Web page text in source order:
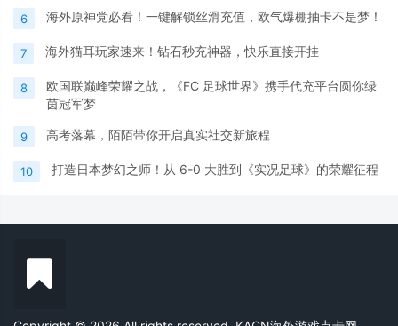
6 海外原神党必看！一键解锁丝滑充值，欧气爆棚抽卡不是梦！
7 海外猫耳玩家速来！钻石秒充神器，快乐直接开挂
8
欧国联巅峰荣耀之战，《FC 足球世界》携手代充平台圆你绿
茵冠军梦
9 高考落幕，陌陌带你开启真实社交新旅程
10 打造日本梦幻之师！从 6-0 大胜到《实况足球》的荣耀征程